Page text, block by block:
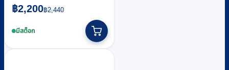
฿2,440
Original
price
was:
฿2,200
Current
price
is:มีสต็อก